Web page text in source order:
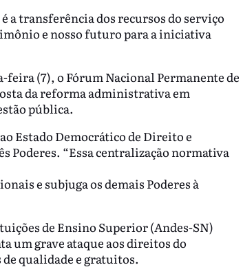
a transferência dos recursos do serviço
e nosso futuro para a iniciativa
(7), o Fórum Nacional Permanente de
da reforma administrativa em
pública.
Estado Democrático de Direito e
Poderes. “Essa centralização normativa
e subjuga os demais Poderes à
de Ensino Superior (Andes-SN)
um grave ataque aos direitos do
qualidade e gratuitos.